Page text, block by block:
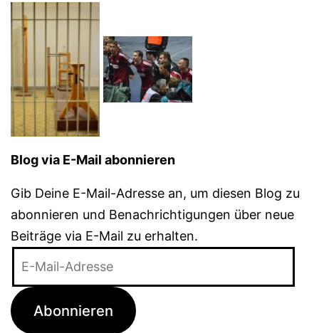
Blog via E-Mail abonnieren
Gib Deine E-Mail-Adresse an, um diesen Blog zu
abonnieren und Benachrichtigungen über neue
Beiträge via E-Mail zu erhalten.
Adresse
Abonnieren